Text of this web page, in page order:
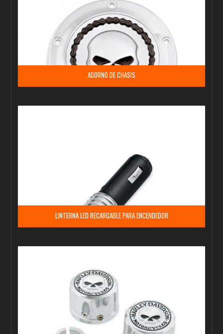
ADORNO DE CHASIS
LINTERNA LED RECARGABLE PARA ENCENDEDOR